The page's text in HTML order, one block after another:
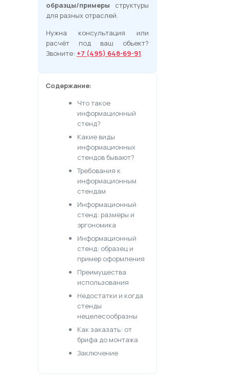
образцы/примеры структуры
для разных отраслей.
Нужна консультация или
расчёт под ваш объект?
Звоните: +7 (495) 648-69-91.
Содержание:
Что такое
информационный
стенд?
Какие виды
информационных
стендов бывают?
Требования к
информационным
стендам
Информационный
стенд: размеры и
эргономика
Информационный
стенд: образец и
пример оформления
Преимущества
использования
Недостатки и когда
стенды
нецелесообразны
Как заказать: от
брифа до монтажа
Заключение